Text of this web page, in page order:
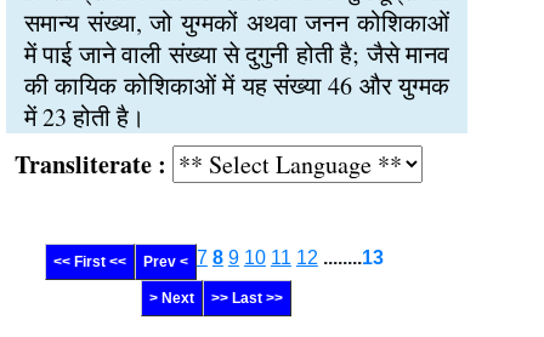
समान्य संख्या, जो युग्मकों अथवा जनन कोशिकाओं
में पाई जाने वाली संख्या से दुगुनी होती है; जैसे मानव
की कायिक कोशिकाओं में यह संख्या 46 और युग्मक
में 23 होती है।
:
<< First << Prev < 7 8 9 10 11 12 ........13
> Next >> Last >>